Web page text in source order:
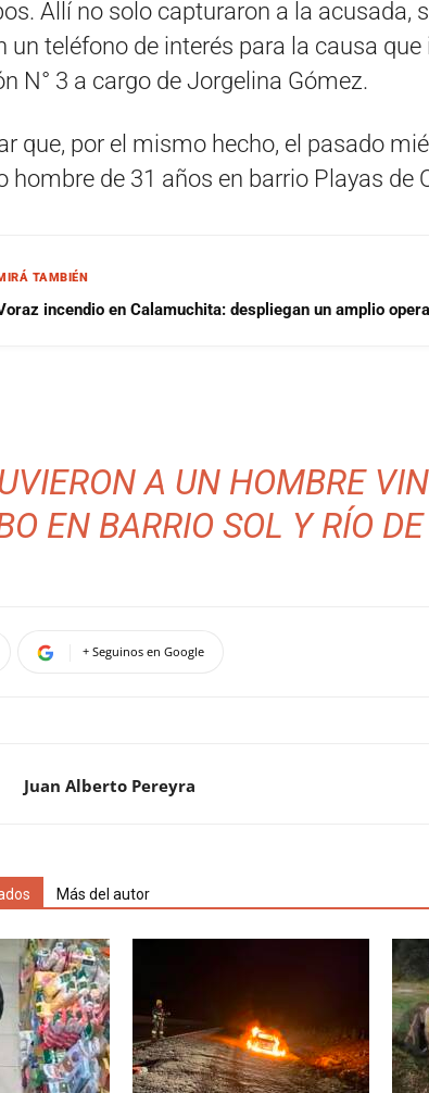
Allí no solo capturaron a la acusada,
un teléfono de interés para la causa
N° 3 a cargo de Jorgelina Gómez.
que, por el mismo hecho, el pasado
hombre de 31 años en barrio Playas de
TAMBIÉN
incendio en Calamuchita: despliegan un amplio
A UN HOMBRE
EN BARRIO SOL Y RÍO
+ Seguinos en Google
Juan Alberto Pereyra
Más del autor